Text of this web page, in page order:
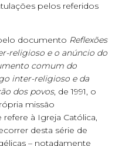
pelos referidos
documento Reflexões
religioso e o anúncio do
comum do
inter-religioso e da
dos povos, de 1991, o
missão
refere à Igreja Católica,
desta série de
– notadamente